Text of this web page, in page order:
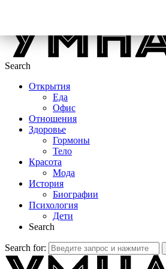
Search
Открытия
Еда
Офис
Отношения
Здоровье
Гормоны
Тело
Красота
Мода
История
Биографии
Психология
Дети
Search
Search for: